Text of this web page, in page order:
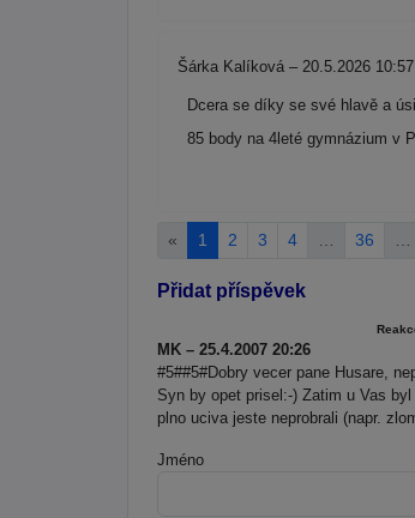
Šárka Kalíková – 20.5.2026 10:57
Dcera se díky se své hlavě a
85 body na 4leté gymnázium v
« 1 2 3 4 36
Přidat příspěvek
MK – 25.4.2007 20:26
#5##5#Dobry vecer pane Husare,
Syn by opet prisel:-) Zatim u Vas
plno uciva jeste neprobrali (napr.
Jméno